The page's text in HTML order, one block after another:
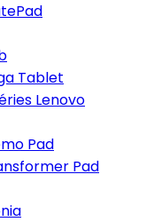
Tablet
Lenovo
Pad
Pad